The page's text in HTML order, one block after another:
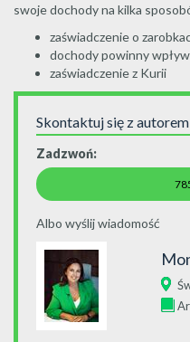
swoje dochody na kilka
zaświadczenie o
dochody powinny
zaświadczenie z Kurii
Skontaktuj się z
Zadzwoń:
Albo wyślij wiadomość